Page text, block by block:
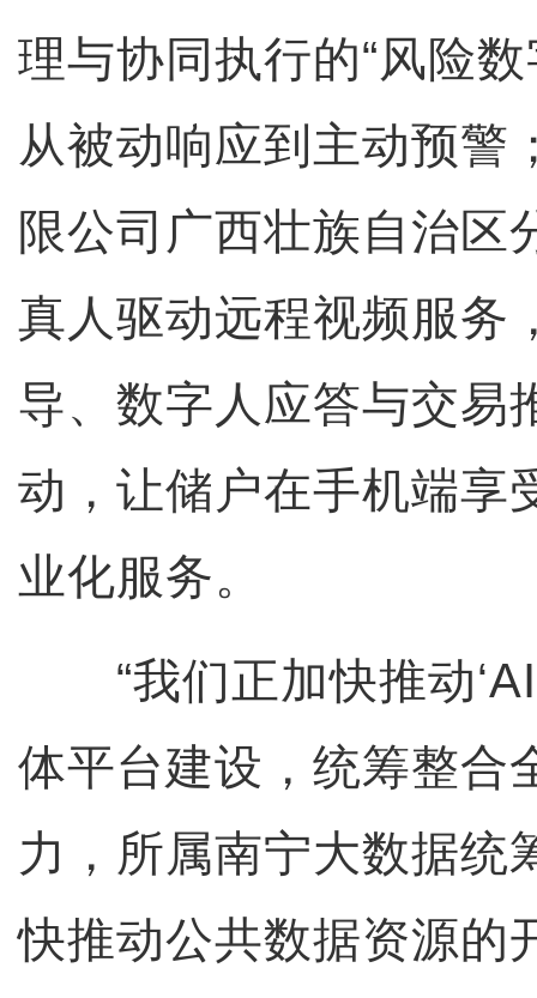
理与协同执行的“风险
从被动响应到主动预警
限公司广西壮族自治区
真人驱动远程视频服务
导、数字人应答与交易
动，让储户在手机端享
业化服务。
“我们正加快推动‘AI
体平台建设，统筹整合
力，所属南宁大数据统
快推动公共数据资源的